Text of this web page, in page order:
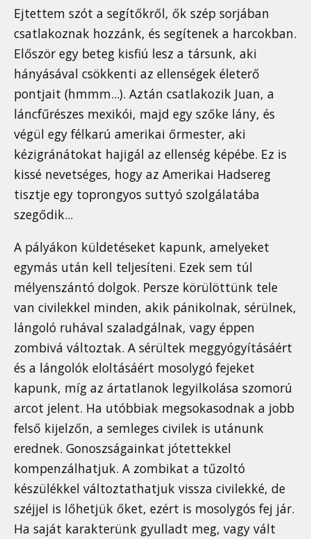
Ejtettem szót a segítőkről, ők szép sorjában
csatlakoznak hozzánk, és segítenek a harcokban.
Először egy beteg kisfiú lesz a társunk, aki
hányásával csökkenti az ellenségek életerő
pontjait (hmmm...). Aztán csatlakozik Juan, a
láncfűrészes mexikói, majd egy szőke lány, és
végül egy félkarú amerikai őrmester, aki
kézigránátokat hajigál az ellenség képébe. Ez is
kissé nevetséges, hogy az Amerikai Hadsereg
tisztje egy toprongyos suttyó szolgálatába
szegődik...
A pályákon küldetéseket kapunk, amelyeket
egymás után kell teljesíteni. Ezek sem túl
mélyenszántó dolgok. Persze körülöttünk tele
van civilekkel minden, akik pánikolnak, sérülnek,
lángoló ruhával szaladgálnak, vagy éppen
zombivá változtak. A sérültek meggyógyításáért
és a lángolók eloltásáért mosolygó fejeket
kapunk, míg az ártatlanok legyilkolása szomorú
arcot jelent. Ha utóbbiak megsokasodnak a jobb
felső kijelzőn, a semleges civilek is utánunk
erednek. Gonoszságainkat jótettekkel
kompenzálhatjuk. A zombikat a tűzoltó
készülékkel változtathatjuk vissza civilekké, de
széjjel is lőhetjük őket, ezért is mosolygós fej jár.
Ha saját karakterünk gyulladt meg, vagy vált